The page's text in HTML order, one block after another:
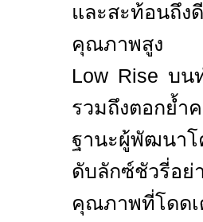
และสะท้อนถึง
คุณภาพสูง ใ
Low Rise บน
รวมถึงตอกย้ำ
ฐานะผู้พัฒนาโ
ดับลักซ์ชัวรี่อ
คุณภาพที่โดด